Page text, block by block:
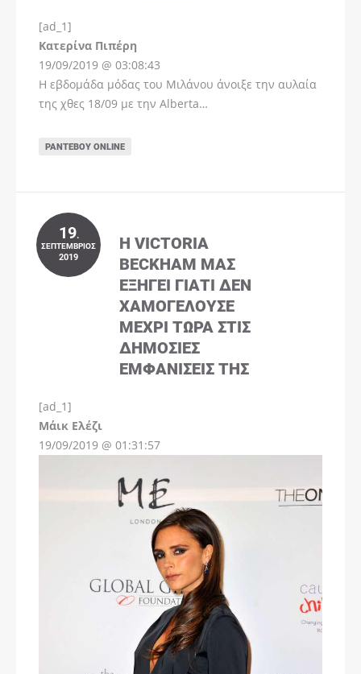
[ad_1]
Kατερίνα Πιπέρη
19/09/2019 @ 03:08:43
Η εβδομάδα μόδας του Μιλάνου άνοιξε την αυλαία
της χθες 18/09 με την Alberta…
ΡΑΝΤΕΒΟΎ ONLINE
19.
ΣΕΠΤΈΜΒΡΙΟΣ
2019
Η VICTORIA
BECKHAM ΜΑΣ
ΕΞΗΓΕΊ ΓΙΑΤΊ ΔΕΝ
ΧΑΜΟΓΕΛΟΎΣΕ
ΜΈΧΡΙ ΤΏΡΑ ΣΤΙΣ
ΔΗΜΌΣΙΕΣ
ΕΜΦΑΝΊΣΕΙΣ ΤΗΣ
[ad_1]
Μάικ Ελέζι
19/09/2019 @ 01:31:57